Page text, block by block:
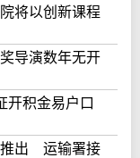
将以创新课程
导演数年无开
开积金易户口
推出 运输署接